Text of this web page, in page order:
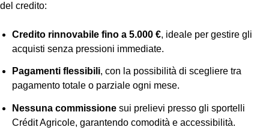
del credito:
Credito rinnovabile fino a 5.000 €, ideale per gestire gli
acquisti senza pressioni immediate.
Pagamenti flessibili, con la possibilità di scegliere tra
pagamento totale o parziale ogni mese.
Nessuna commissione sui prelievi presso gli sportelli
Crédit Agricole, garantendo comodità e accessibilità.